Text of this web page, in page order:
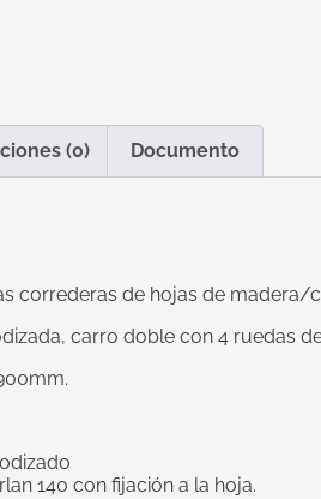
(0) Documento
correderas de hojas de madera/
carro doble con 4 ruedas
140 con fijación a la hoja.